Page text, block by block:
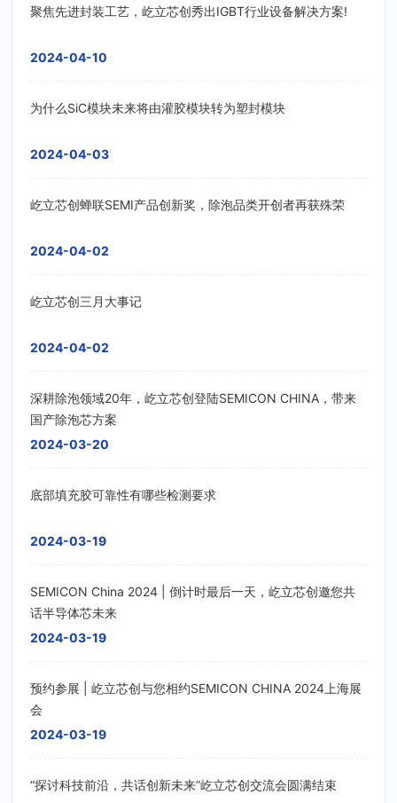
聚焦先进封装工艺，屹立芯创秀出IGBT行业设备解决方案!
2024-04-10
为什么SiC模块未来将由灌胶模块转为塑封模块
2024-04-03
屹立芯创蝉联SEMI产品创新奖，除泡品类开创者再获殊荣
2024-04-02
屹立芯创三月大事记
2024-04-02
深耕除泡领域20年，屹立芯创登陆SEMICON CHINA，带来
国产除泡芯方案
2024-03-20
底部填充胶可靠性有哪些检测要求
2024-03-19
SEMICON China 2024 | 倒计时最后一天，屹立芯创邀您共
话半导体芯未来
2024-03-19
预约参展 | 屹立芯创与您相约SEMICON CHINA 2024上海展
会
2024-03-19
“探讨科技前沿，共话创新未来”屹立芯创交流会圆满结束